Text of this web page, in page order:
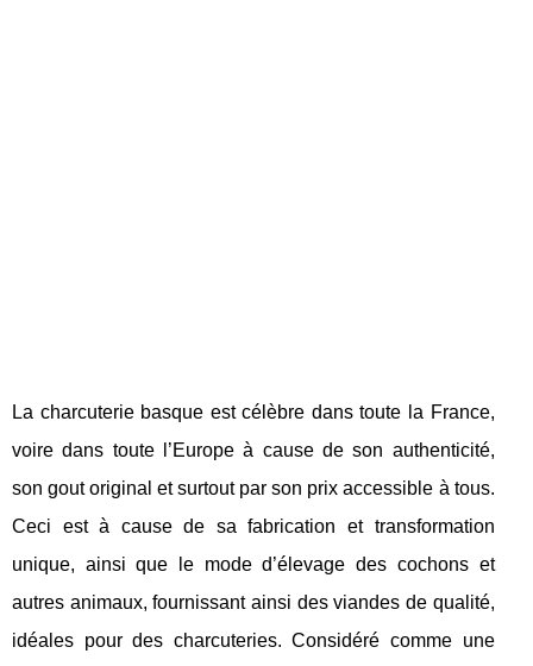
La charcuterie basque est célèbre dans toute la France,
voire dans toute l’Europe à cause de son authenticité,
son gout original et surtout par son prix accessible à tous.
Ceci est à cause de sa fabrication et transformation
unique, ainsi que le mode d’élevage des cochons et
autres animaux, fournissant ainsi des viandes de qualité,
idéales pour des charcuteries. Considéré comme une